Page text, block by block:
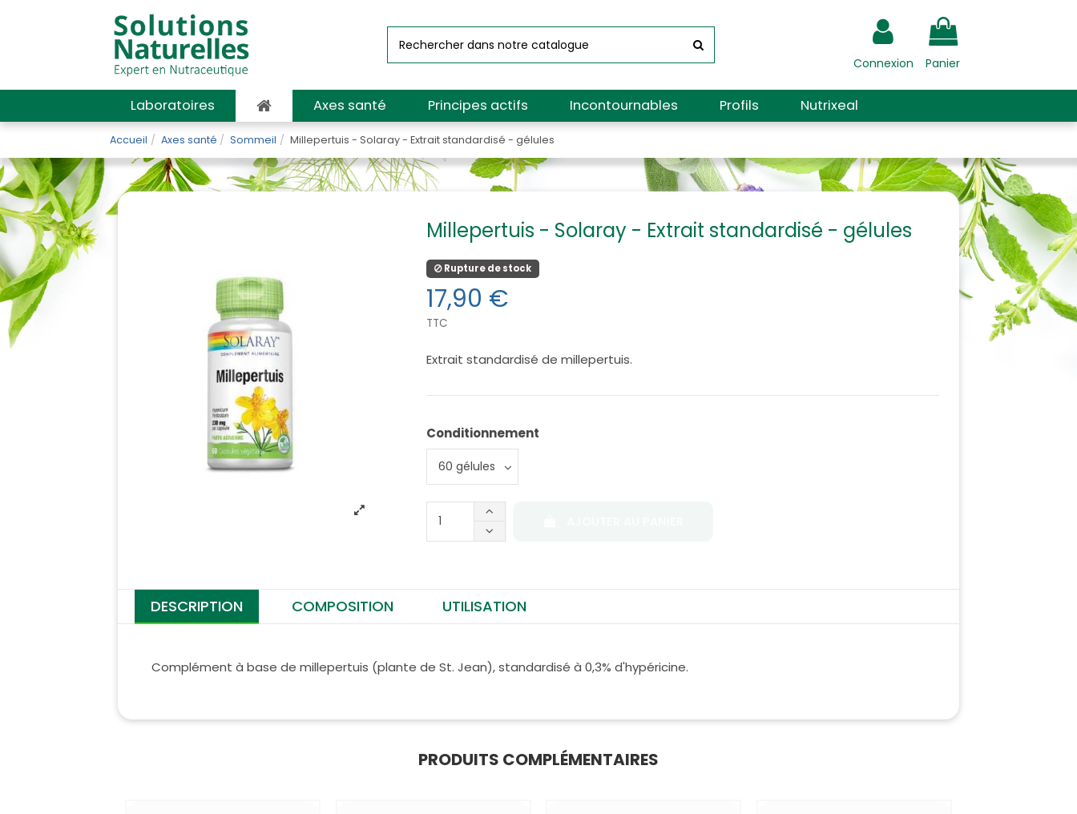
Connexion Panier
Laboratoires Axes santé Principes actifs Incontournables Profils Nutrixeal
Accueil Axes santé Sommeil Millepertuis - Solaray - Extrait standardisé - gélules
Millepertuis - Solaray - Extrait standardisé - gélules
Rupture de stock
17,90 €
TTC
Extrait standardisé de millepertuis.
Conditionnement
DESCRIPTION COMPOSITION UTILISATION
Complément à base de millepertuis (plante de St. Jean), standardisé à 0,3% d'hypéricine.
PRODUITS COMPLÉMENTAIRES